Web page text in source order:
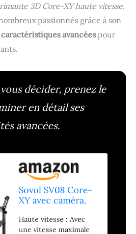
3D Core-XY haute vitesse,
passionnés grâce à son
caractéristiques avancéespour
décider, prenez le
en détail ses
avancées.
Sovol SV08 Core-
XY avec caméra,
Vitesse 700 mm/s
Open Source
Haute vitesse : Avec
une vitesse maximale